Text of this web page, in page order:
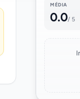
MÉDIA
0.0/ 5